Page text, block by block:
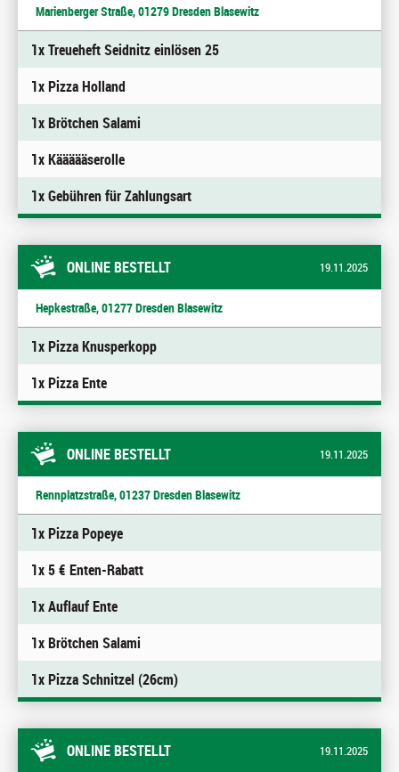
Marienberger Straße, 01279 Dresden Blasewitz
1x Treueheft Seidnitz einlösen 25
1x Pizza Holland
1x Brötchen Salami
1x Käääääserolle
1x Gebühren für Zahlungsart
ONLINE BESTELLT 19.11.2025
Hepkestraße, 01277 Dresden Blasewitz
1x Pizza Knusperkopp
1x Pizza Ente
ONLINE BESTELLT 19.11.2025
Rennplatzstraße, 01237 Dresden Blasewitz
1x Pizza Popeye
1x 5 € Enten-Rabatt
1x Auflauf Ente
1x Brötchen Salami
1x Pizza Schnitzel (26cm)
ONLINE BESTELLT 19.11.2025